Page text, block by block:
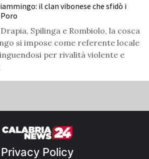
il clan vibonese che sfidò i
Spilinga e Rombiolo, la cosca
si impose come referente locale
per rivalità violente e
Privacy Policy